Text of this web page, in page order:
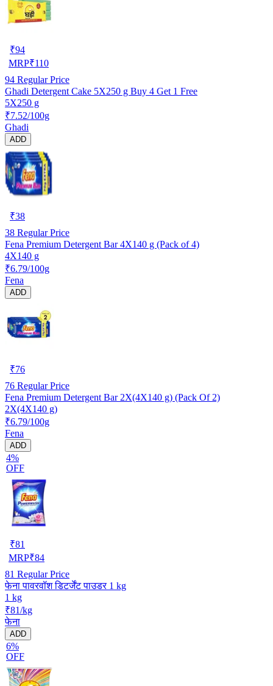
₹94
MRP₹110
94 Regular Price
Ghadi Detergent Cake 5X250 g Buy 4 Get 1 Free
5X250 g
₹7.52/100g
Ghadi
ADD
₹38
38 Regular Price
Fena Premium Detergent Bar 4X140 g (Pack of 4)
4X140 g
₹6.79/100g
Fena
ADD
₹76
76 Regular Price
Fena Premium Detergent Bar 2X(4X140 g) (Pack Of 2)
2X(4X140 g)
₹6.79/100g
Fena
ADD
4%
OFF
₹81
MRP₹84
81 Regular Price
फेना पावरवॉश डिटर्जेंट पाउडर 1 kg
1 kg
₹81/kg
फेना
ADD
6%
OFF